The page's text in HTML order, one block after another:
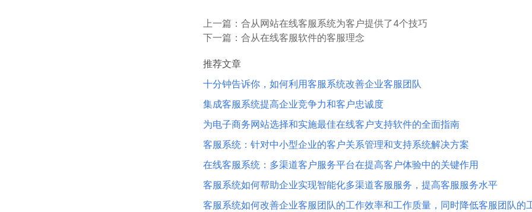
上一篇： 合从网站在线客服系统为客户提供了4个技巧
下一篇： 合从在线客服软件的客服理念
推荐文章
十分钟告诉你，如何利用客服系统改善企业客服团队
集成客服系统提高企业竞争力和客户忠诚度
为电子商务网站选择和实施最佳在线客户支持软件的全面指南
客服系统：针对中小型企业的客户关系管理和支持系统解决方案
在线客服系统：多渠道客户服务平台在提高客户体验中的关键作用
客服系统如何帮助企业实现智能化多渠道客服服务，提高客服服务水平
客服系统如何改善企业客服团队的工作效率和工作质量，同时降低客服团队的